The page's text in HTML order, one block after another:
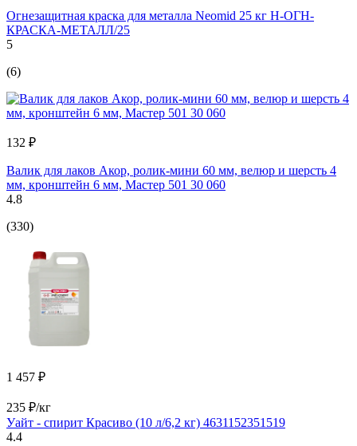
Огнезащитная краска для металла Neomid 25 кг Н-ОГН-
КРАСКА-МЕТАЛЛ/25
5
(6)
132 ₽
Валик для лаков Акор, ролик-мини 60 мм, велюр и шерсть 4
мм, кронштейн 6 мм, Мастер 501 30 060
4.8
(330)
1 457 ₽
235 ₽/кг
Уайт - спирит Красиво (10 л/6,2 кг) 4631152351519
4.4